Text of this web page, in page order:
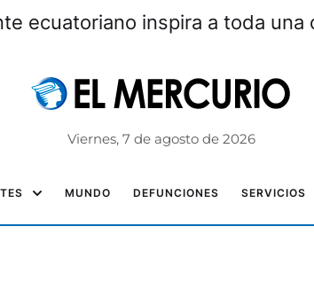
ecuatoriano inspira a toda
Viernes, 7 de agosto de 2026
MUNDO DEFUNCIONES SERVICIOS